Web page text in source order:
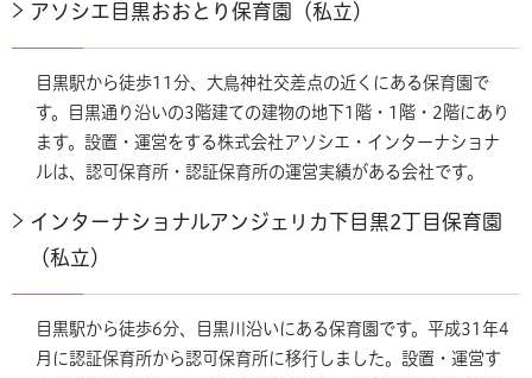
アソシエ目黒おおとり保育園（私立）
目黒駅から徒歩11分、大鳥神社交差点の近くにある保育園で
す。目黒通り沿いの3階建ての建物の地下1階・1階・2階にあり
ます。設置・運営をする株式会社アソシエ・インターナショナ
ルは、認可保育所・認証保育所の運営実績がある会社です。
インターナショナルアンジェリカ下目黒2丁目保育園
（私立）
目黒駅から徒歩6分、目黒川沿いにある保育園です。平成31年4
月に認証保育所から認可保育所に移行しました。設置・運営す